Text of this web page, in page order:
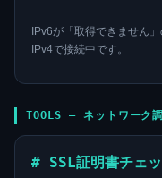
IPv6が「取得できません
IPv4で接続中です。
TOOLS — ネットワーク
# SSL証明書チェ